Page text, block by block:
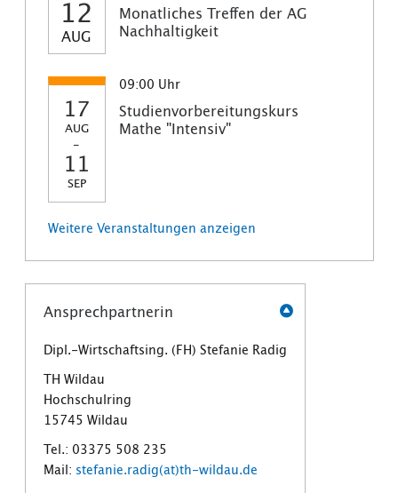
12
AUG
Monatliches Treffen der AG
Nachhaltigkeit
17
AUG
-
11
SEP
09:00 Uhr
Studienvorbereitungskurs
Mathe "Intensiv"
Weitere Veranstaltungen anzeigen
Ansprechpartnerin
Dipl.-Wirtschaftsing. (FH) Stefanie Radig
TH Wildau
Hochschulring
15745 Wildau
Tel.: 03375 508 235
Mail: stefanie.radig(at)th-wildau.de